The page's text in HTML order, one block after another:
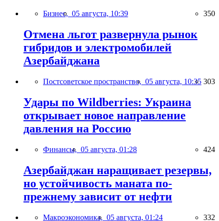
Бизнес, 05 августа, 10:39 350
Отмена льгот развернула рынок
гибридов и электромобилей
Азербайджана
Постсоветское пространство, 05 августа, 10:35 303
Удары по Wildberries: Украина
открывает новое направление
давления на Россию
Финансы, 05 августа, 01:28 424
Азербайджан наращивает резервы,
но устойчивость маната по-
прежнему зависит от нефти
Макроэкономика, 05 августа, 01:24 332